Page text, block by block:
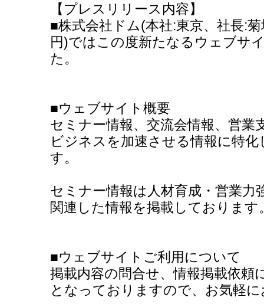
【プレスリリース内容】
■株式会社ドム(本社:東京、社長:
円)ではこの度新たなるウェブサ
た。
■ウェブサイト概要
セミナー情報、交流会情報、営
ビジネスを加速させる情報に特
す。
セミナー情報は人材育成・営業力
関連した情報を掲載しております
■ウェブサイトご利用について
掲載内容の問合せ、情報掲載依頼
となっておりますので、お気軽